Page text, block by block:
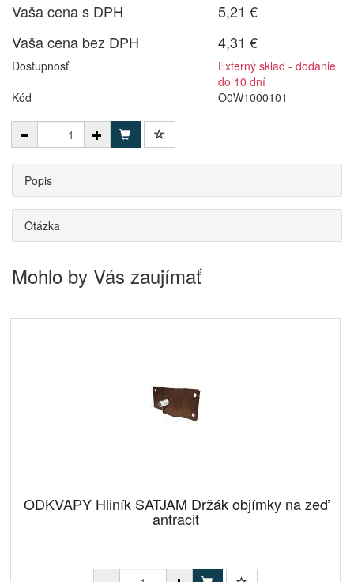
Vaša cena s DPH
5,21 €
Vaša cena bez DPH
4,31 €
Dostupnosť
Externý sklad - dodanie
do 10 dní
Kód
O0W1000101
Popis
Otázka
Mohlo by Vás zaujímať
ODKVAPY Hliník SATJAM Držák objímky na zeď
antracit